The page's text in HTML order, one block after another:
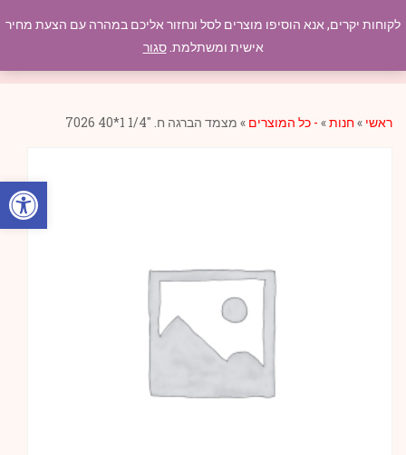
פתח
ראשי »חנות» - כל המוצרים » מצמד הברגה ח. "1/4 1*40 7026
לקוחות יקרים, אנא הוסיפו מוצרים לסל ונחזור אליכם במהרה עם הצעת מחיר
אישית ומשתלמת.סגור